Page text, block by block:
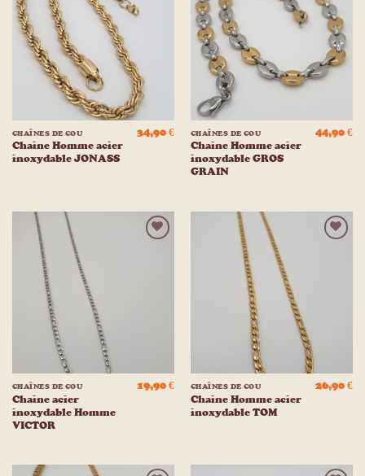
liste
CHAÎNES DE COU
Chaine Homme acier
inoxydable JONASS
34,90€
à la
liste
d’envies
CHAÎNES DE COU
Chaine Homme acier
inoxydable GROS
GRAIN
44,90€
CHAÎNES DE COU
Chaine acier
inoxydable Homme
VICTOR
19,90€ CHAÎNES DE COU
Chaine Homme acier
inoxydable TOM
26,90€